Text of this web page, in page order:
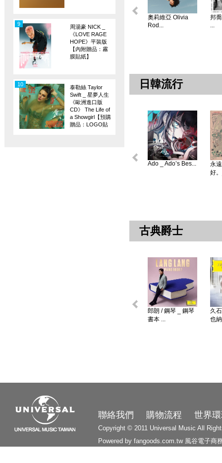
周湯豪 NICK _
《LOVE RAGE
HOPE》平裝版
【內附贈品：霧
膜貼紙】
9
泰勒絲 Taylor
Swift _ 星夢人生
《歐洲進口版
CD》 The Life of
a Showgirl【預購
贈品：LOGO貼
10
奧莉維亞 Olivia
Rod...
邦
...
日韓流行
Ado _ Ado’s Bes...
永
好
古典爵士
郎朗 / 鋼琴 _ 鋼琴
書本 ...
久
也
聯絡我們 購物流程 世界
Copyright © 2011 Universal Music All
Powered by fangoods.com.tw 風谷電子商